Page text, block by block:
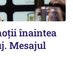
înaintea
Mesajul